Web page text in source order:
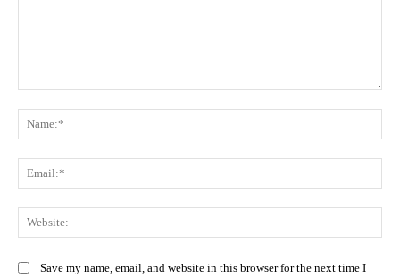
Save my name, email, and website in this browser for the next time I